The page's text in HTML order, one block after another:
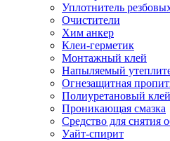
Уплотнитель
Очистители
Хим анкер
Клеи-герметик
Монтажный клей
Напыляемый
Огнезащитная
Полиуретановый клей
Проникающая смазка
Средство для снятия
Уайт-спирит